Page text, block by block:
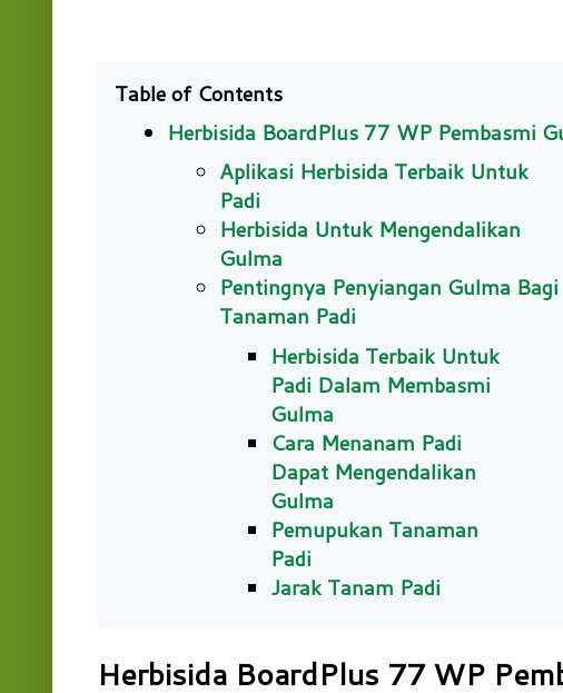
Table of Contents
Herbisida BoardPlus 77 WP Pembasmi
Aplikasi Herbisida Terbaik Untuk
Padi
Herbisida Untuk Mengendalikan
Gulma
Pentingnya Penyiangan Gulma Bagi
Tanaman Padi
Herbisida Terbaik Untuk
Padi Dalam Membasmi
Gulma
Cara Menanam Padi
Dapat Mengendalikan
Gulma
Pemupukan Tanaman
Padi
Jarak Tanam Padi
Herbisida BoardPlus 77 WP